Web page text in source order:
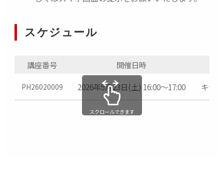
スケジュール
講座番号 開催日時
PH26020009 2026年5月23日(土) 16:00～17:00 キヤ
スクロールできます